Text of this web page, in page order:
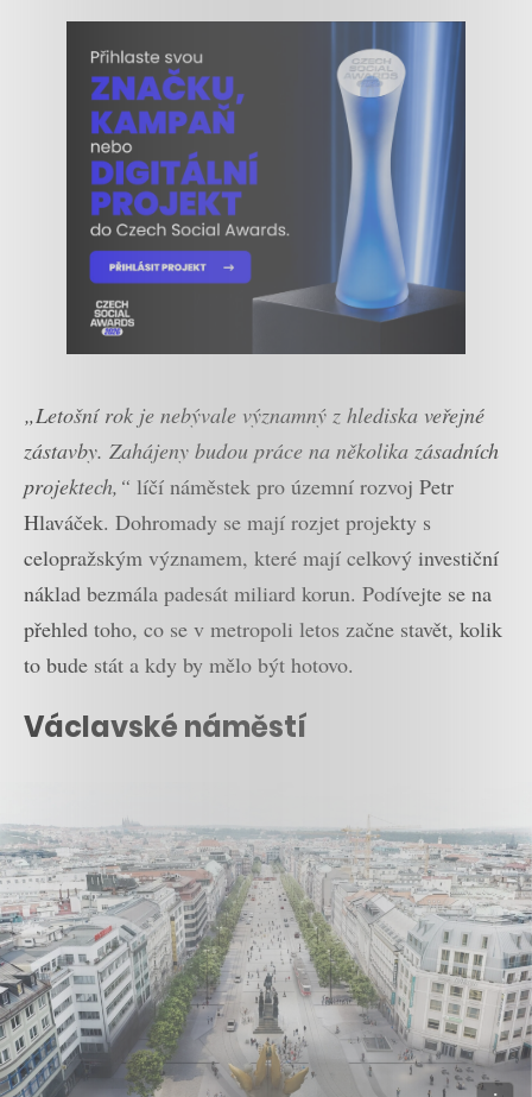
„Letošní rok je nebývale významný z hlediska veřejné
zástavby. Zahájeny budou práce na několika zásadních
projektech,“ líčí náměstek pro územní rozvoj Petr
Hlaváček. Dohromady se mají rozjet projekty s
celopražským významem, které mají celkový investiční
náklad bezmála padesát miliard korun. Podívejte se na
přehled toho, co se v metropoli letos začne stavět, kolik
to bude stát a kdy by mělo být hotovo.
Václavské náměstí